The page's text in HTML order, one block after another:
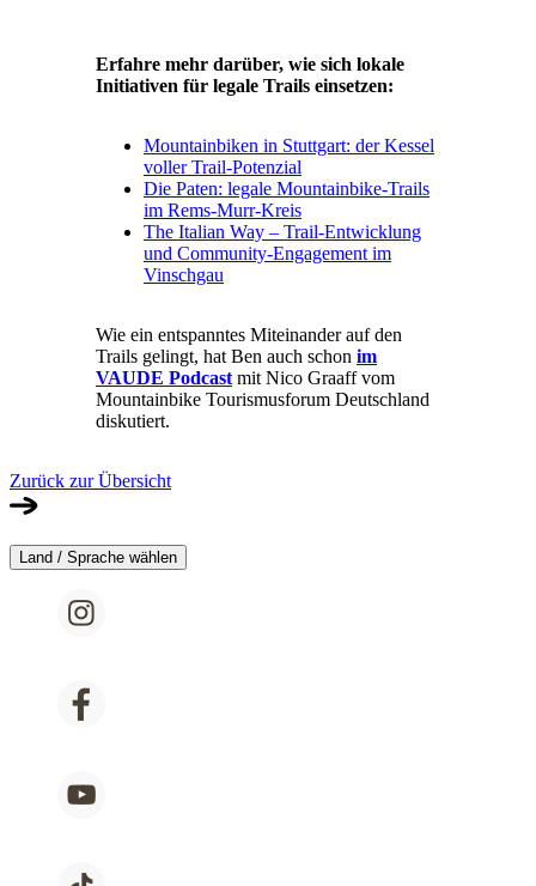
Erfahre mehr darüber, wie sich lokale
Initiativen für legale Trails einsetzen:
Mountainbiken in Stuttgart: der Kessel
voller Trail-Potenzial
Die Paten: legale Mountainbike-Trails
im Rems-Murr-Kreis
The Italian Way – Trail-Entwicklung
und Community-Engagement im
Vinschgau
Wie ein entspanntes Miteinander auf den
Trails gelingt, hat Ben auch schon im
VAUDE Podcast mit Nico Graaff vom
Mountainbike Tourismusforum Deutschland
diskutiert.
Zurück zur Übersicht
Land / Sprache wählen